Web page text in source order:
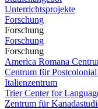
Unterrichtsprojekte
Forschung
Forschung
Forschung
Forschung
America Romana
Centrum für
Italienzentrum
Trier Center for
Zentrum für